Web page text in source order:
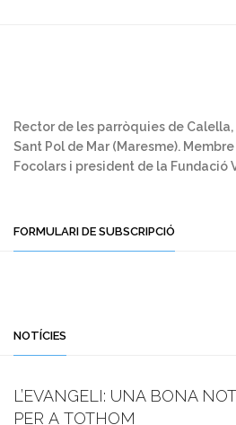
Rector de les parròquies de
Sant Pol de Mar (Maresme).
Focolars i president de la Fundació
FORMULARI DE SUBSCRIPCIÓ
NOTÍCIES
L’EVANGELI: UNA BONA
PER A TOTHOM